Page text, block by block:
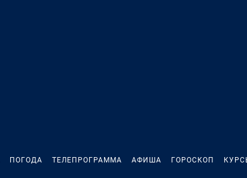
ПОГОДА ТЕЛЕПРОГРАММА АФИША ГОРОСКОП